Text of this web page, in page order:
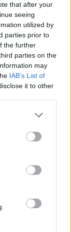
that after your
seeing
utilized by
parties prior to
the further
parties on the
may
IAB’s List of
it to other
more Google
may click to
party tags to
below Google
vált a